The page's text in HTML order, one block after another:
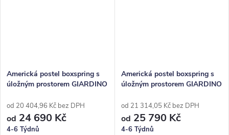
Americká postel boxspring s
úložným prostorem GIARDINO
od 20 404,96 Kč bez DPH
od 24 690 Kč
4-6 Týdnů
Americká postel boxspring s
úložným prostorem GIARDINO
od 21 314,05 Kč bez DPH
od 25 790 Kč
4-6 Týdnů